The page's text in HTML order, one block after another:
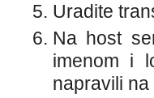
Uradite
Na host
imenom i
napravili